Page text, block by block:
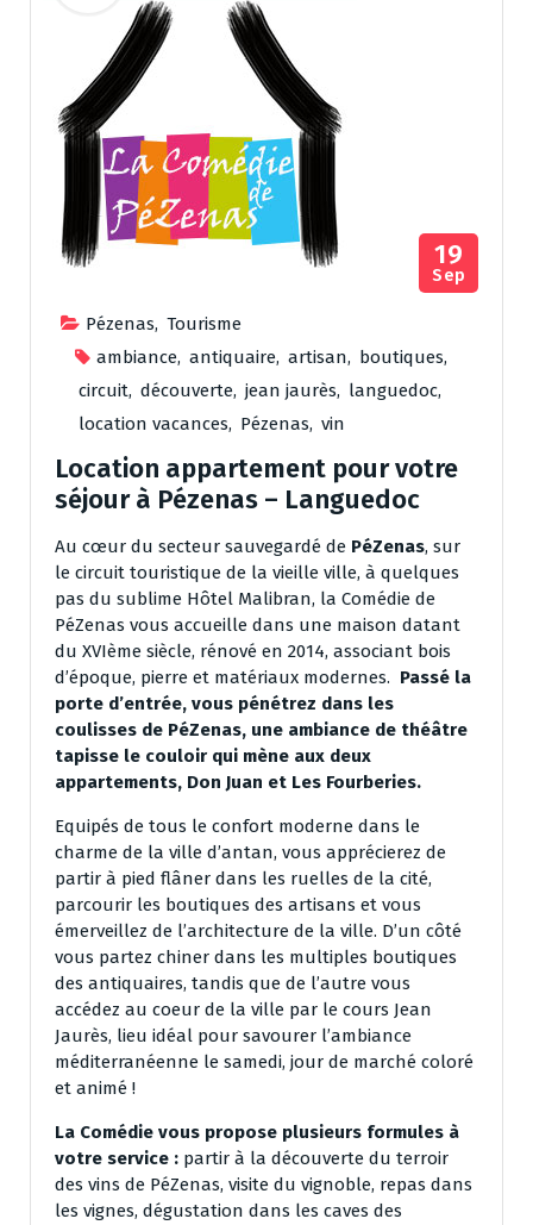
Pézenas, Tourisme
ambiance, antiquaire, artisan, boutiques,
circuit, découverte, jean jaurès, languedoc,
location vacances, Pézenas, vin
19
Sep
Location appartement pour votre
séjour à Pézenas – Languedoc
Au cœur du secteur sauvegardé de PéZenas, sur
le circuit touristique de la vieille ville, à quelques
pas du sublime Hôtel Malibran, la Comédie de
PéZenas vous accueille dans une maison datant
du XVIème siècle, rénové en 2014, associant bois
d’époque, pierre et matériaux modernes. Passé la
porte d’entrée, vous pénétrez dans les
coulisses de PéZenas, une ambiance de théâtre
tapisse le couloir qui mène aux deux
appartements, Don Juan et Les Fourberies.
Equipés de tous le confort moderne dans le
charme de la ville d’antan, vous apprécierez de
partir à pied flâner dans les ruelles de la cité,
parcourir les boutiques des artisans et vous
émerveillez de l’architecture de la ville. D’un côté
vous partez chiner dans les multiples boutiques
des antiquaires, tandis que de l’autre vous
accédez au coeur de la ville par le cours Jean
Jaurès, lieu idéal pour savourer l’ambiance
méditerranéenne le samedi, jour de marché coloré
et animé !
La Comédie vous propose plusieurs formules à
votre service : partir à la découverte du terroir
des vins de PéZenas, visite du vignoble, repas dans
les vignes, dégustation dans les caves des